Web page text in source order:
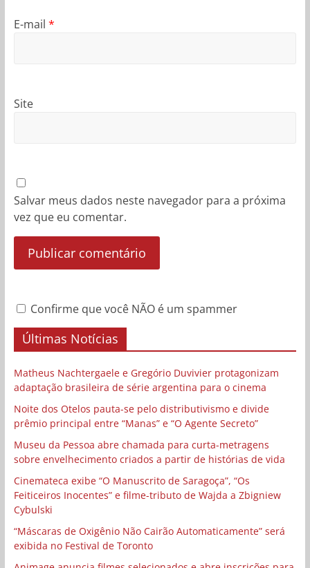
E-mail *
Site
Salvar meus dados neste navegador para a próxima
vez que eu comentar.
Confirme que você NÃO é um spammer
Últimas Notícias
Matheus Nachtergaele e Gregório Duvivier protagonizam
adaptação brasileira de série argentina para o cinema
Noite dos Otelos pauta-se pelo distributivismo e divide
prêmio principal entre “Manas” e “O Agente Secreto”
Museu da Pessoa abre chamada para curta-metragens
sobre envelhecimento criados a partir de histórias de vida
Cinemateca exibe “O Manuscrito de Saragoça”, “Os
Feiticeiros Inocentes” e filme-tributo de Wajda a Zbigniew
Cybulski
“Máscaras de Oxigênio Não Cairão Automaticamente” será
exibida no Festival de Toronto